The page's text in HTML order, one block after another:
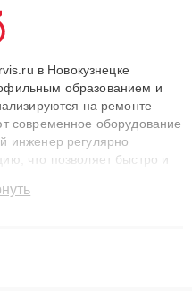
в Новокузнецке
образованием и
на ремонте
современное оборудование
инженер регулярно
что позволяет быстро и
мастера решают